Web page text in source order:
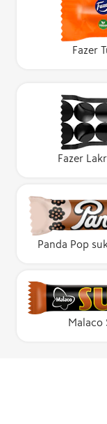
Fazer
Fazer
Panda Pop
Malaco